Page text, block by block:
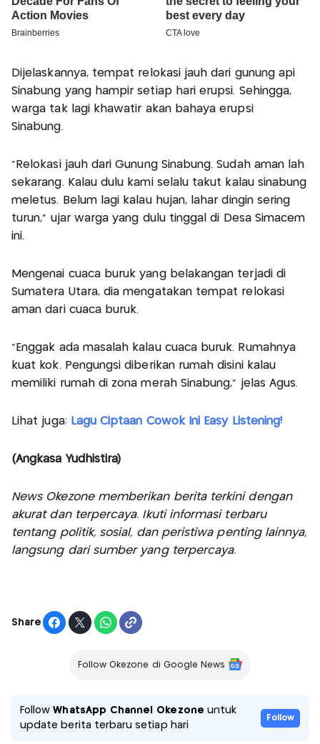
Dijelaskannya, tempat relokasi jauh dari gunung api
Sinabung yang hampir setiap hari erupsi. Sehingga,
warga tak lagi khawatir akan bahaya erupsi
Sinabung.
"Relokasi jauh dari Gunung Sinabung. Sudah aman lah
sekarang. Kalau dulu kami selalu takut kalau sinabung
meletus. Belum lagi kalau hujan, lahar dingin sering
turun," ujar warga yang dulu tinggal di Desa Simacem
ini.
Mengenai cuaca buruk yang belakangan terjadi di
Sumatera Utara, dia mengatakan tempat relokasi
aman dari cuaca buruk.
"Enggak ada masalah kalau cuaca buruk. Rumahnya
kuat kok. Pengungsi diberikan rumah disini kalau
memiliki rumah di zona merah Sinabung," jelas Agus.
Lihat juga: Lagu Ciptaan Cowok Ini Easy Listening!
(Angkasa Yudhistira)
News Okezone memberikan berita terkini dengan
akurat dan terpercaya. Ikuti informasi terbaru
tentang politik, sosial, dan peristiwa penting lainnya,
langsung dari sumber yang terpercaya.
Share
Follow Okezone di Google News
FollowWhatsApp Channel Okezone untuk
update berita terbaru setiap hari
Follow